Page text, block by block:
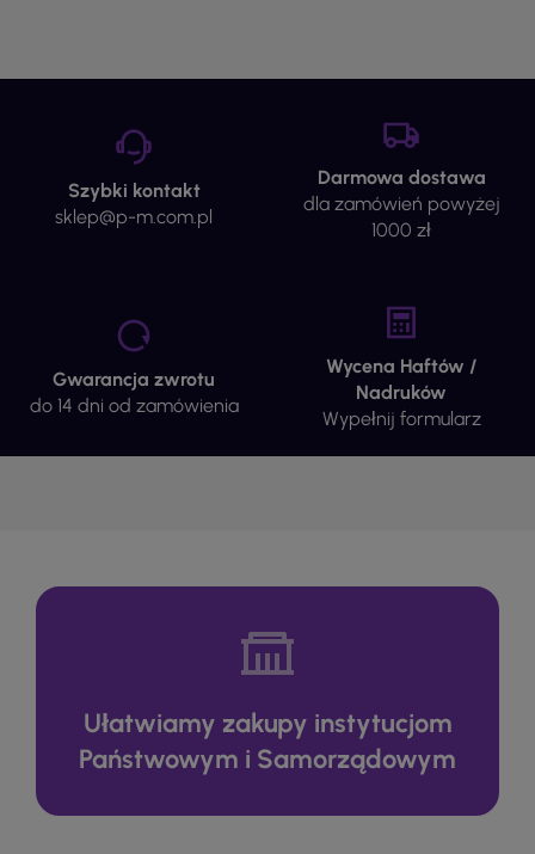
Szybki kontakt
sklep@p-m.com.pl
Darmowa dostawa
dla zamówień powyżej
1000 zł
Gwarancja zwrotu
do 14 dni od zamówienia
Wycena Haftów /
Nadruków
Wypełnij formularz
Ułatwiamy zakupy instytucjom
Państwowym i Samorządowym